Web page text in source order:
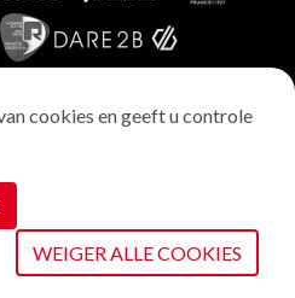
cookies en geeft u controle
WEIGER ALLE COOKIES